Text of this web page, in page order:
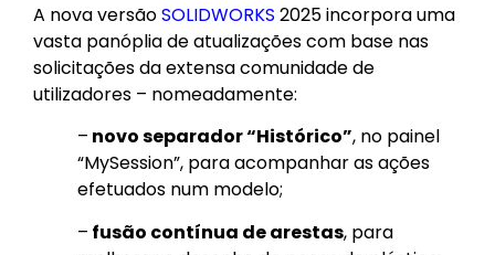
A nova versãoSOLIDWORKS 2025 incorpora uma
vasta panóplia de atualizações com base nas
solicitações da extensa comunidade de
utilizadores – nomeadamente:
– novo separador “Histórico”, no painel
“MySession”, para acompanhar as ações
efetuados num modelo;
– fusão contínua de arestas, para